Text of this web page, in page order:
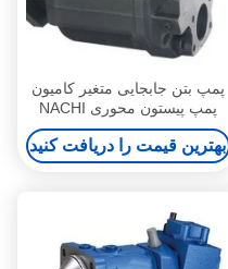
پمپ بتن جابجایی متغیر کامیون
پمپ پیستون محوری NACHI
PZ-6B-220
بهترین قیمت را دریافت کنید